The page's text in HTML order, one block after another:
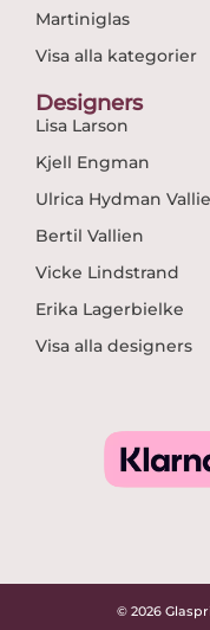
Martiniglas
Visa alla kategorier
Designers
Lisa Larson
Kjell Engman
Ulrica Hydman
Bertil Vallien
Vicke Lindstrand
Erika Lagerbielke
Visa alla designers
© 2026